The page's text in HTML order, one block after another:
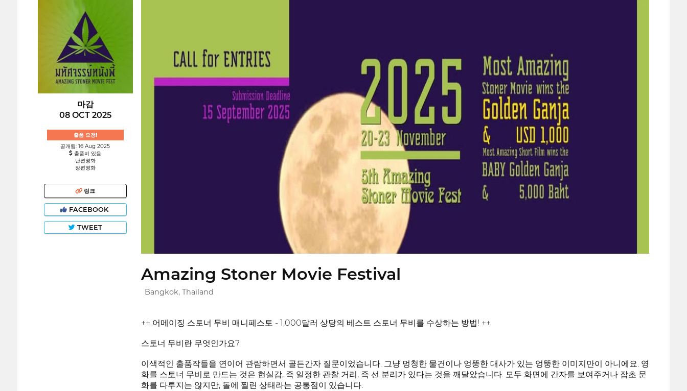
마감
08 OCT 2025
출품 요청!
공개됨: 16 Aug 2025
출품비 있음
단편영화
장편영화
링크
FACEBOOK
TWEET
Amazing Stoner Movie Festival
Bangkok, Thailand
++ 어메이징 스토너 무비 매니페스토 - 1,000달러 상당의 베스트 스토너 무비를 수상하는 방법! ++
스토너 무비란 무엇인가요?
이색적인 출품작들을 연이어 관람하면서 골든간자 질문이었습니다. 그냥 멍청한 물건이나 엉뚱한 대사가 있는 엉뚱한 이미지만이 아니에요. 영
화를 스토너 무비로 만드는 것은 현실감, 즉 일정한 관찰 거리, 즉 선 분리가 있다는 것을 깨달았습니다. 모두 화면에 간자를 보여주거나 잡초 문
화를 다루지는 않지만, 돌에 찔린 상태라는 공통점이 있습니다.